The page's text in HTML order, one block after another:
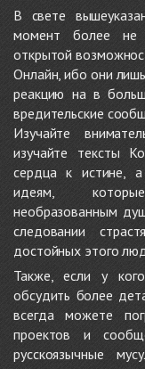
В свете
момент более не
открытой
Онлайн, ибо они
реакцию на в
вредительские
Изучайте
изучайте тексты
сердца к истине,
идеям,
необразованным
следовании
достойных этого
Также, если у
обсудить более
всегда можете
проектов и
русскоязычные